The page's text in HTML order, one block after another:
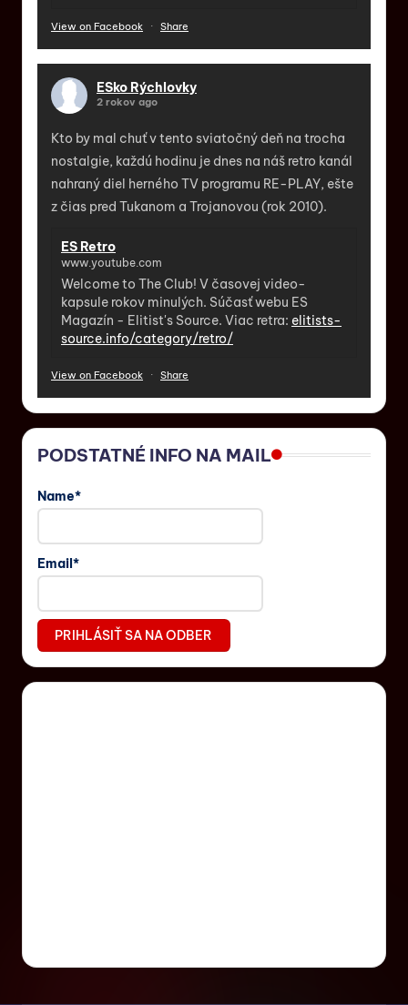
View on Facebook · Share
ESko Rýchlovky
2 rokov ago
Kto by mal chuť v tento sviatočný deň na trocha
nostalgie, každú hodinu je dnes na náš retro kanál
nahraný diel herného TV programu RE-PLAY, ešte
z čias pred Tukanom a Trojanovou (rok 2010).
ES Retro
www.youtube.com
Welcome to The Club! V časovej video-
kapsule rokov minulých. Súčasť webu ES
Magazín - Elitist's Source. Viac retra: elitists-
source.info/category/retro/
View on Facebook · Share
PODSTATNÉ INFO NA MAIL
Name*
Email*